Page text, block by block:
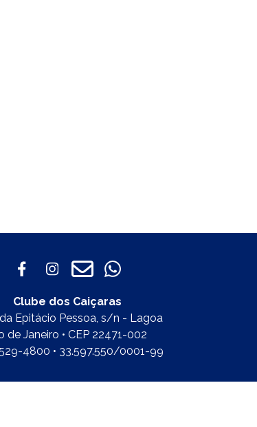
Clube dos Caiçaras
Epitácio Pessoa, s/n - Lagoa
de Janeiro • CEP 22471-002
4800 • 33.597.550/0001-99